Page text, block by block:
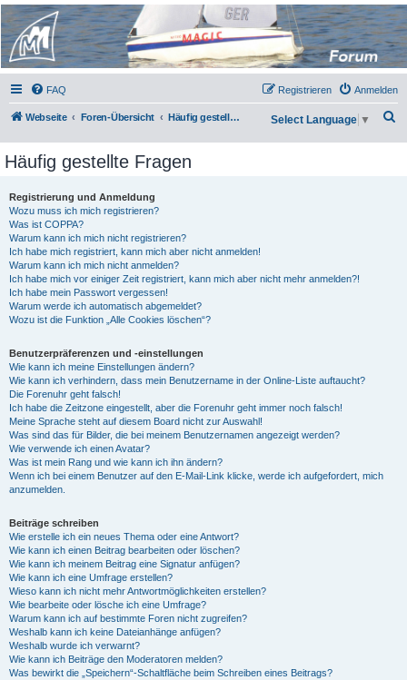
Micro Magic Forum
Deutschland
FAQ Anmelden
Registrieren
Webseite Foren-Übersicht Häufig gestellte Fragen Select Language ▼
Häufig gestellte Fragen
Registrierung und Anmeldung
Wozu muss ich mich registrieren?
Was ist COPPA?
Warum kann ich mich nicht registrieren?
Ich habe mich registriert, kann mich aber nicht anmelden!
Warum kann ich mich nicht anmelden?
Ich habe mich vor einiger Zeit registriert, kann mich aber nicht mehr anmelden?!
Ich habe mein Passwort vergessen!
Warum werde ich automatisch abgemeldet?
Wozu ist die Funktion „Alle Cookies löschen“?
Benutzerpräferenzen und -einstellungen
Wie kann ich meine Einstellungen ändern?
Wie kann ich verhindern, dass mein Benutzername in der Online-Liste auftaucht?
Die Forenuhr geht falsch!
Ich habe die Zeitzone eingestellt, aber die Forenuhr geht immer noch falsch!
Meine Sprache steht auf diesem Board nicht zur Auswahl!
Was sind das für Bilder, die bei meinem Benutzernamen angezeigt werden?
Wie verwende ich einen Avatar?
Was ist mein Rang und wie kann ich ihn ändern?
Wenn ich bei einem Benutzer auf den E-Mail-Link klicke, werde ich aufgefordert, mich
anzumelden.
Beiträge schreiben
Wie erstelle ich ein neues Thema oder eine Antwort?
Wie kann ich einen Beitrag bearbeiten oder löschen?
Wie kann ich meinem Beitrag eine Signatur anfügen?
Wie kann ich eine Umfrage erstellen?
Wieso kann ich nicht mehr Antwortmöglichkeiten erstellen?
Wie bearbeite oder lösche ich eine Umfrage?
Warum kann ich auf bestimmte Foren nicht zugreifen?
Weshalb kann ich keine Dateianhänge anfügen?
Weshalb wurde ich verwarnt?
Wie kann ich Beiträge den Moderatoren melden?
Was bewirkt die „Speichern“-Schaltfläche beim Schreiben eines Beitrags?